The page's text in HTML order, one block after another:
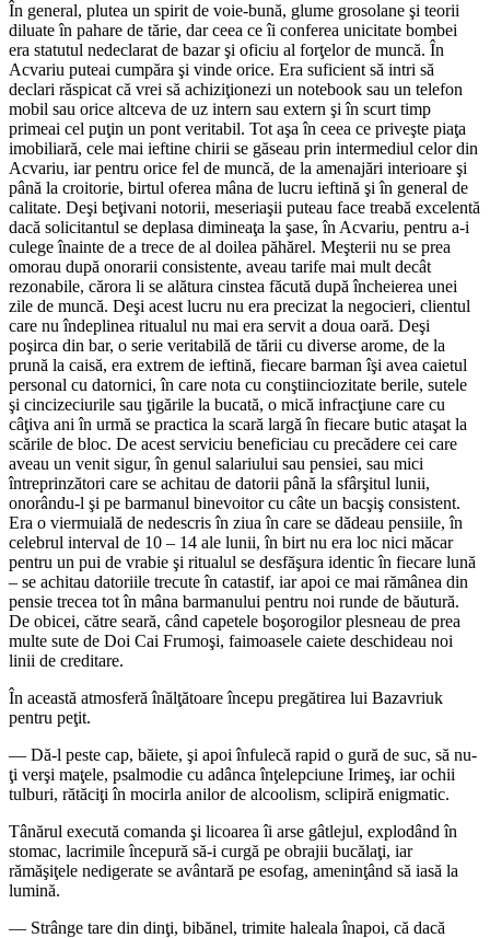
În general, plutea un spirit de voie-bună, glume grosolane şi teorii
diluate în pahare de tărie, dar ceea ce îi conferea unicitate bombei
era statutul nedeclarat de bazar şi oficiu al forţelor de muncă. În
Acvariu puteai cumpăra şi vinde orice. Era suficient să intri să
declari răspicat că vrei să achiziţionezi un notebook sau un telefon
mobil sau orice altceva de uz intern sau extern şi în scurt timp
primeai cel puţin un pont veritabil. Tot aşa în ceea ce priveşte piaţa
imobiliară, cele mai ieftine chirii se găseau prin intermediul celor din
Acvariu, iar pentru orice fel de muncă, de la amenajări interioare şi
până la croitorie, birtul oferea mâna de lucru ieftină şi în general de
calitate. Deşi beţivani notorii, meseriaşii puteau face treabă excelentă
dacă solicitantul se deplasa dimineaţa la şase, în Acvariu, pentru a-i
culege înainte de a trece de al doilea păhărel. Meşterii nu se prea
omorau după onorarii consistente, aveau tarife mai mult decât
rezonabile, cărora li se alătura cinstea făcută după încheierea unei
zile de muncă. Deşi acest lucru nu era precizat la negocieri, clientul
care nu îndeplinea ritualul nu mai era servit a doua oară. Deşi
poşirca din bar, o serie veritabilă de tării cu diverse arome, de la
prună la caisă, era extrem de ieftină, fiecare barman îşi avea caietul
personal cu datornici, în care nota cu conştiinciozitate berile, sutele
şi cincizeciurile sau ţigările la bucată, o mică infracţiune care cu
câţiva ani în urmă se practica la scară largă în fiecare butic ataşat la
scările de bloc. De acest serviciu beneficiau cu precădere cei care
aveau un venit sigur, în genul salariului sau pensiei, sau mici
întreprinzători care se achitau de datorii până la sfârşitul lunii,
onorându-l şi pe barmanul binevoitor cu câte un bacşiş consistent.
Era o viermuială de nedescris în ziua în care se dădeau pensiile, în
celebrul interval de 10 – 14 ale lunii, în birt nu era loc nici măcar
pentru un pui de vrabie şi ritualul se desfăşura identic în fiecare lună
– se achitau datoriile trecute în catastif, iar apoi ce mai rămânea din
pensie trecea tot în mâna barmanului pentru noi runde de băutură.
De obicei, către seară, când capetele boşorogilor plesneau de prea
multe sute de Doi Cai Frumoşi, faimoasele caiete deschideau noi
linii de creditare.
În această atmosferă înălţătoare începu pregătirea lui Bazavriuk
pentru peţit.
― Dă-l peste cap, băiete, şi apoi înfulecă rapid o gură de suc, să nu-
ţi verşi maţele, psalmodie cu adânca înţelepciune Irimeş, iar ochii
tulburi, rătăciţi în mocirla anilor de alcoolism, sclipiră enigmatic.
Tânărul execută comanda şi licoarea îi arse gâtlejul, explodând în
stomac, lacrimile începură să-i curgă pe obrajii bucălaţi, iar
rămăşiţele nedigerate se avântară pe esofag, ameninţând să iasă la
lumină.
― Strânge tare din dinţi, bibănel, trimite haleala înapoi, că dacă